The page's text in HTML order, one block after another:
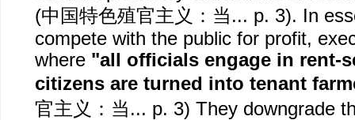
(中国特色殖官主义：当... p. 3). In
compete with the public for profit,
where "all officials engage in rent-
citizens are turned into tenant
官主义：当... p. 3) They downgrade